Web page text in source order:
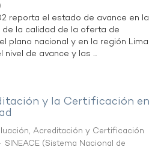
reporta el estado de avance en la
la calidad de la oferta de
plano nacional y en la región Lima
de avance y las ...
y la Certificación en
Acreditación y Certificación
(Sistema Nacional de